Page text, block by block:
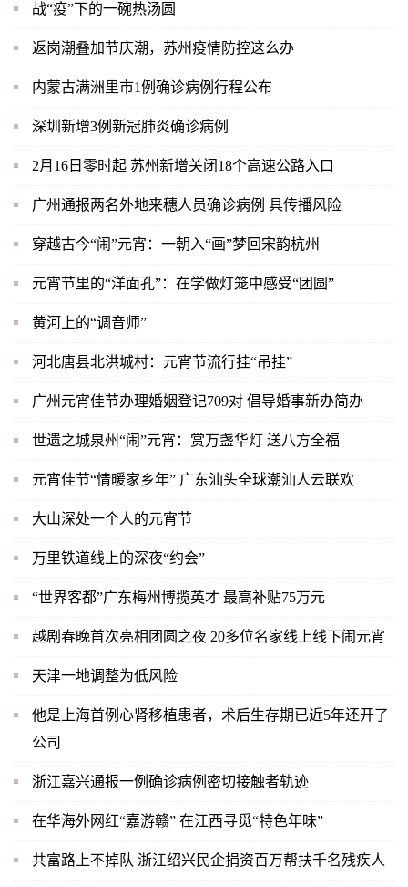
战“疫”下的一碗热汤圆
返岗潮叠加节庆潮，苏州疫情防控这么办
内蒙古满洲里市1例确诊病例行程公布
深圳新增3例新冠肺炎确诊病例
2月16日零时起 苏州新增关闭18个高速公路入口
广州通报两名外地来穗人员确诊病例 具传播风险
穿越古今“闹”元宵：一朝入“画”梦回宋韵杭州
元宵节里的“洋面孔”：在学做灯笼中感受“团圆”
黄河上的“调音师”
河北唐县北洪城村：元宵节流行挂“吊挂”
广州元宵佳节办理婚姻登记709对 倡导婚事新办简办
世遗之城泉州“闹”元宵：赏万盏华灯 送八方全福
元宵佳节“情暖家乡年” 广东汕头全球潮汕人云联欢
大山深处一个人的元宵节
万里铁道线上的深夜“约会”
“世界客都”广东梅州博揽英才 最高补贴75万元
越剧春晚首次亮相团圆之夜 20多位名家线上线下闹元宵
天津一地调整为低风险
他是上海首例心肾移植患者，术后生存期已近5年还开了
公司
浙江嘉兴通报一例确诊病例密切接触者轨迹
在华海外网红“嘉游赣” 在江西寻觅“特色年味”
共富路上不掉队 浙江绍兴民企捐资百万帮扶千名残疾人